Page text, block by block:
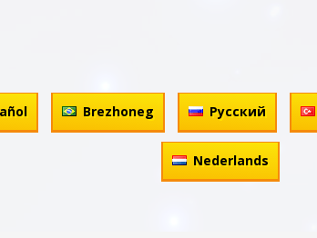
Brezhoneg Русский
Nederlands